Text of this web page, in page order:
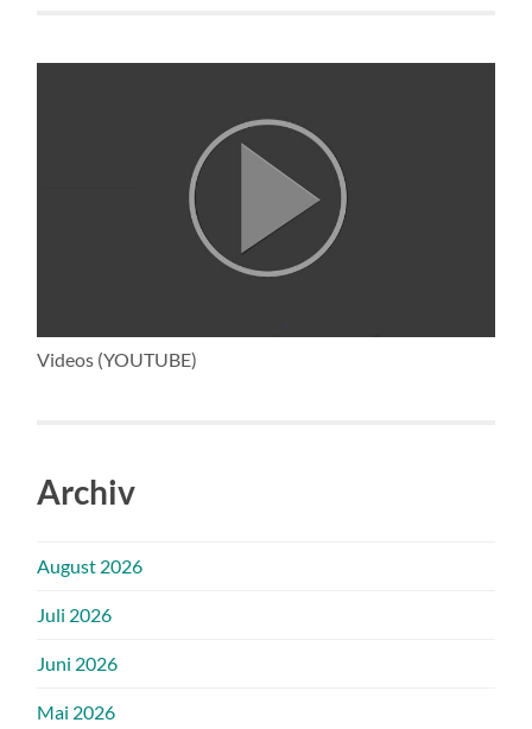
Videos (YOUTUBE)
Archiv
August 2026
Juli 2026
Juni 2026
Mai 2026